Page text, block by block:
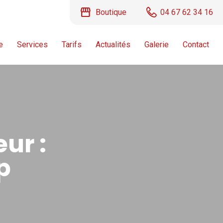
storefront Boutique 04 67 62 34 16
Services Tarifs Actualités Galerie Contact
: